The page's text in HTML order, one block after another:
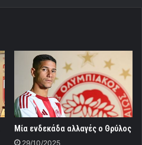
Μία ενδεκάδα αλλαγές ο Θρύλος
29/10/2025